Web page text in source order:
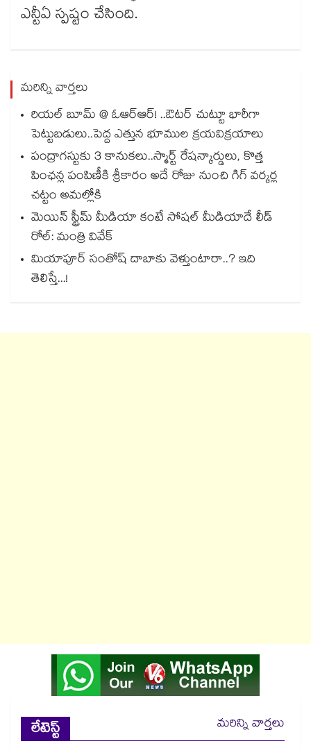
ఎన్టీఏ స్పష్టం చేసింది.
మరిన్ని వార్తలు
రియల్ బూమ్ @ ఓఆర్ఆర్! ..ఔటర్ చుట్టూ భారీగా
పెట్టుబడులు..పెద్ద ఎత్తున భూముల క్రయవిక్రయాలు
పంద్రాగస్టుకు 3 కానుకలు..స్మార్ట్ రేషన్కార్డులు, కొత్త
పింఛన్ల పంపిణీకి శ్రీకారం అదే రోజు నుంచి గిగ్ వర్కర్ల
చట్టం అమల్లోకి
మెయిన్ స్ట్రీమ్ మీడియా కంటే సోషల్ మీడియాదే లీడ్
రోల్: మంత్రి వివేక్
మియాపూర్ సంతోష్ దాబాకు వెళ్తుంటారా..? ఇది
తెలిస్తే...!
లేటెస్ట్
మరిన్ని వార్తలు